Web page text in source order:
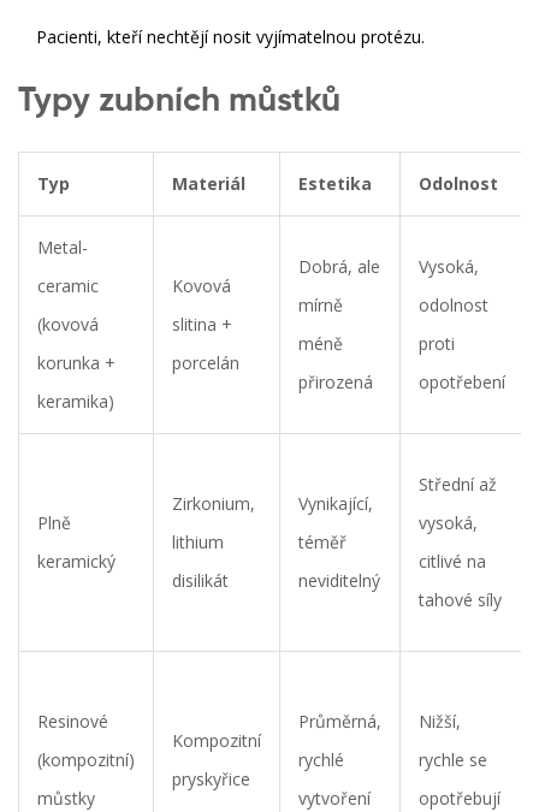
Pacienti, kteří nechtějí nosit vyjímatelnou protézu.
Typy zubních můstků
Typ Materiál Estetika Odolnost
Metal-
ceramic
(kovová
korunka +
keramika)
Kovová
slitina +
porcelán
Dobrá, ale
mírně
méně
přirozená
Vysoká,
odolnost
proti
opotřebení
Plně
keramický
Zirkonium,
lithium
disilikát
Vynikající,
téměř
neviditelný
Střední až
vysoká,
citlivé na
tahové síly
Resinové
(kompozitní)
můstky
Kompozitní
pryskyřice
Průměrná,
rychlé
vytvoření
Nižší,
rychle se
opotřebují